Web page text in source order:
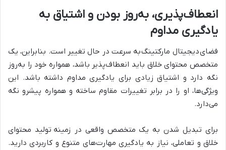
انعطاف‌پذیری، به‌روز بودن و اشتیاق به
یادگیری مداوم
فضایدیجیتال مارکتینگبه سرعت در حال تغییر است. بنابراین، یک
متخصص محتوای خلاق باید انعطاف‌پذیر باشد، همواره خود را به‌روز
نگه دارد و اشتیاق زیادی برای یادگیری مداوم داشته باشد. این
ویژگی‌ها، او را در برابر تغییرات مقاوم ساخته و همواره پیشرو نگه
می‌دارد.
برای تبدیل شدن به یک متخصص واقعی در زمینه تولید محتوای
خلاق و تعاملی، نیاز به یادگیری مهارت‌های متنوع و کاربردی دارید.